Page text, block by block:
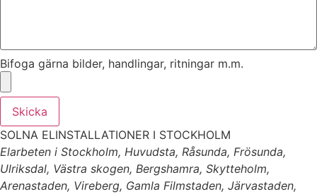
Bifoga gärna bilder, handlingar, ritningar m.m.
Skicka
SOLNA ELINSTALLATIONER I STOCKHOLM
Elarbeten i Stockholm, Huvudsta, Råsunda, Frösunda,
Ulriksdal, Västra skogen, Bergshamra, Skytteholm,
Arenastaden, Vireberg, Gamla Filmstaden, Järvastaden,